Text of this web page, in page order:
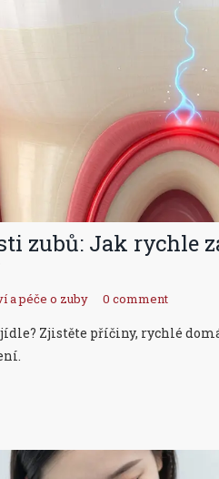
zubů: Jak rychle
a péče o zuby 0 comment
Zjistěte příčiny, rychlé